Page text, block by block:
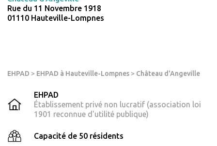
EHPAD > EHPAD à Hauteville-Lompnes > Château d'Angeville
EHPAD
Établissement privé non lucratif (association loi
1901 reconnue d'utilité publique)
Capacité de 50 résidents
Rue du 11 Novembre 1918
01110 Hauteville-Lompnes